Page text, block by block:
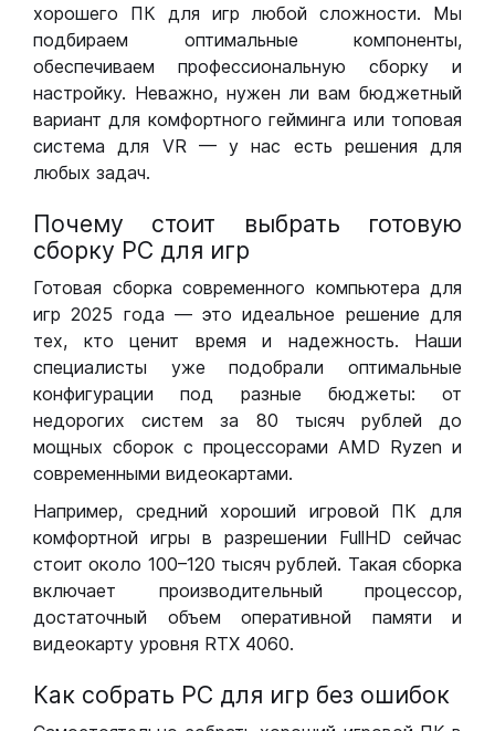
хорошего ПК для игр любой сложности. Мы
подбираем оптимальные компоненты,
обеспечиваем профессиональную сборку и
настройку. Неважно, нужен ли вам бюджетный
вариант для комфортного гейминга или топовая
система для VR — у нас есть решения для
любых задач.
Почему стоит выбрать готовую
сборку РС для игр
Готовая сборка современного компьютера для
игр 2025 года — это идеальное решение для
тех, кто ценит время и надежность. Наши
специалисты уже подобрали оптимальные
конфигурации под разные бюджеты: от
недорогих систем за 80 тысяч рублей до
мощных сборок с процессорами AMD Ryzen и
современными видеокартами.
Например, средний хороший игровой ПК для
комфортной игры в разрешении FullHD сейчас
стоит около 100–120 тысяч рублей. Такая сборка
включает производительный процессор,
достаточный объем оперативной памяти и
видеокарту уровня RTX 4060.
Как собрать РС для игр без ошибок